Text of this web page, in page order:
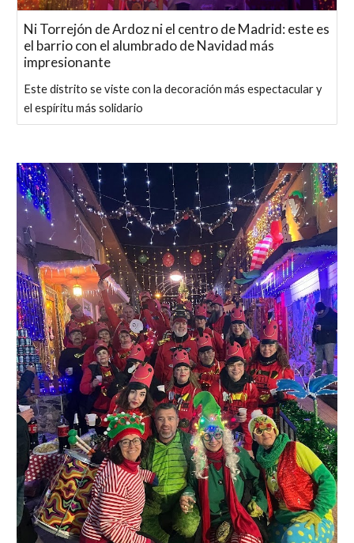
Ni Torrejón de Ardoz ni el centro de Madrid: este es
el barrio con el alumbrado de Navidad más
impresionante
Este distrito se viste con la decoración más espectacular y
el espíritu más solidario